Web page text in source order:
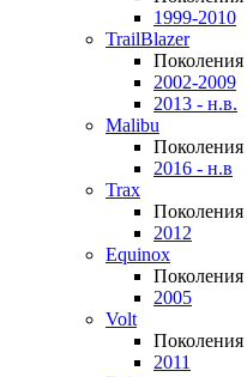
1999-2010
TrailBlazer
Поколения
2002-2009
2013 - н.в.
Malibu
2016 - н.в
Trax
Поколения
2012
Equinox
2005
Volt
2011